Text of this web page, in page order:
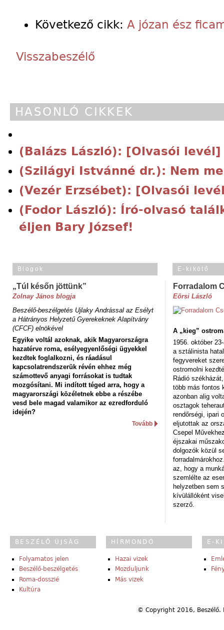
Következő cikk: A józan ész
Visszabeszélő
HASONLÓ CIKKEK
(Balázs László): [Olvasói levél]
(Szilágyi Istvánné dr.): Nem
(Vezér Erzsébet): [Olvasói
(Fodor László): Író-olvasó
éljen Bary József!
Blogok
„Túl későn jöttünk”
Zolnay János blogja
Beszélő-beszélgetés Ujlaky Andrással az Esélyt
a Hátrányos Helyzetű Gyerekeknek Alapítvány
(CFCF) elnökével
Egyike voltál azoknak, akik Magyarországra
hazatérve roma, esélyegyenlőségi ügyekkel
kezdtek foglalkozni, és ráadásul
kapcsolatrendszerük révén ehhez még
számottevő anyagi forrásokat is tudtak
mozgósítani. Mi indított téged arra, hogy a
magyarországi közéletnek ebbe a részébe
vesd bele magad valamikor az ezredforduló
idején?
Tovább
E-kikötő
Forradalom
Eörsi László
A „kieg”
1956. október
a sztálinista
fegyvereket
ostromolni
Rádió
több más fontos
azonban alig
osztagok
rendőrségi, ipari
eljutottak az
Csepel
éjszakai
dolgozók közül
az, hogy a
szemlélte az
helyzetben sem
kívülállóként
szerző.
BESZÉLŐ ÚJSÁG
Folyamatos jelen
Beszélő-beszélgetés
Roma-dosszié
Kultúra
HÍRMONDÓ
Hazai vizek
Mozduljunk
Más vizek
E-
© Copyright 2016,